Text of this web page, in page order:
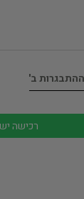
ב'
רכישה